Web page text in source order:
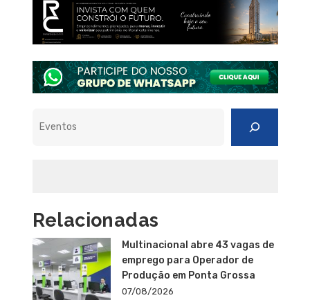
Relacionadas
Multinacional abre 43 vagas de
emprego para Operador de
Produção em Ponta Grossa
07/08/2026